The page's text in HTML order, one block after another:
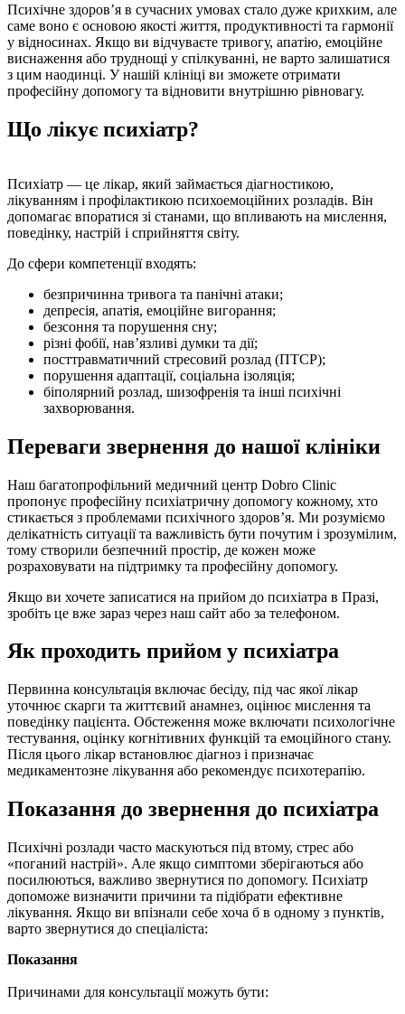
Психічне здоров’я в сучасних умовах стало дуже крихким, але
саме воно є основою якості життя, продуктивності та гармонії
у відносинах. Якщо ви відчуваєте тривогу, апатію, емоційне
виснаження або труднощі у спілкуванні, не варто залишатися
з цим наодинці. У нашій клініці ви зможете отримати
професійну допомогу та відновити внутрішню рівновагу.
Що лікує психіатр?
Психіатр — це лікар, який займається діагностикою,
лікуванням і профілактикою психоемоційних розладів. Він
допомагає впоратися зі станами, що впливають на мислення,
поведінку, настрій і сприйняття світу.
До сфери компетенції входять:
безпричинна тривога та панічні атаки;
депресія, апатія, емоційне вигорання;
безсоння та порушення сну;
різні фобії, нав’язливі думки та дії;
посттравматичний стресовий розлад (ПТСР);
порушення адаптації, соціальна ізоляція;
біполярний розлад, шизофренія та інші психічні
захворювання.
Переваги звернення до нашої клініки
Наш багатопрофільний медичний центр Dobro Clinic
пропонує професійну психіатричну допомогу кожному, хто
стикається з проблемами психічного здоров’я. Ми розуміємо
делікатність ситуації та важливість бути почутим і зрозумілим,
тому створили безпечний простір, де кожен може
розраховувати на підтримку та професійну допомогу.
Якщо ви хочете записатися на прийом до психіатра в Празі,
зробіть це вже зараз через наш сайт або за телефоном.
Як проходить прийом у психіатра
Первинна консультація включає бесіду, під час якої лікар
уточнює скарги та життєвий анамнез, оцінює мислення та
поведінку пацієнта. Обстеження може включати психологічне
тестування, оцінку когнітивних функцій та емоційного стану.
Після цього лікар встановлює діагноз і призначає
медикаментозне лікування або рекомендує психотерапію.
Показання до звернення до психіатра
Психічні розлади часто маскуються під втому, стрес або
«поганий настрій». Але якщо симптоми зберігаються або
посилюються, важливо звернутися по допомогу. Психіатр
допоможе визначити причини та підібрати ефективне
лікування. Якщо ви впізнали себе хоча б в одному з пунктів,
варто звернутися до спеціаліста:
Показання
Причинами для консультації можуть бути: